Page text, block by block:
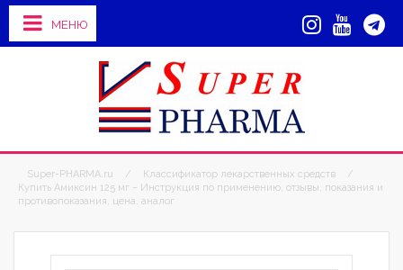
МЕНЮ
Super-PHARMA.ru / Классификатор лекарственных средств
/
Купить Амиксин 125 мг – Инструкция по применению, отзывы, показания и
противопоказания, цена, аналог